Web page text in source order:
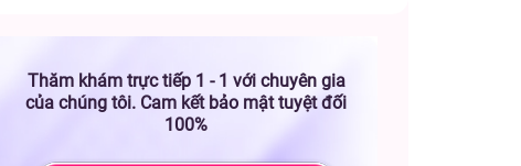
Thăm khám trực tiếp 1 - 1 với chuyên gia
của chúng tôi. Cam kết bảo mật tuyệt đối
100%